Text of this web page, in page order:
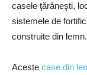
casele ţărăneşti,
sistemele de
construite din lemn.
Aceste case din